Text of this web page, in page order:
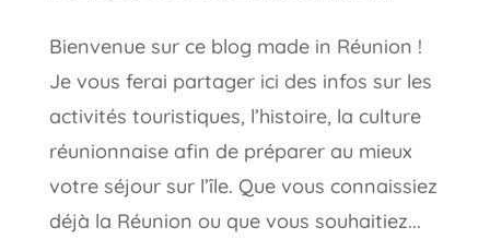
Bienvenue sur ce blog made in Réunion !
Je vous ferai partager ici des infos sur les
activités touristiques, l’histoire, la culture
réunionnaise afin de préparer au mieux
votre séjour sur l’île. Que vous connaissiez
déjà la Réunion ou que vous souhaitiez...